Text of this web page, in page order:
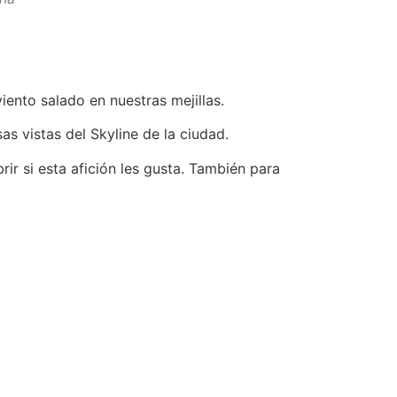
salado en nuestras mejillas.
vistas del Skyline de la ciudad.
si esta afición les gusta. También para